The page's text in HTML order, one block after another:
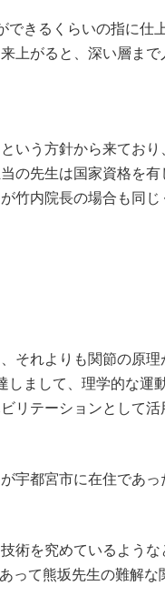
できるくらいの指に仕
上がると、深い層まで
いう方針から来ており
の先生は国家資格を有
竹内院長の場合も同じ
それよりも関節の原理
しまして、理学的な運
リテーションとして活
宇都宮市に在住であっ
術を究めているような
って熊坂先生の難解な